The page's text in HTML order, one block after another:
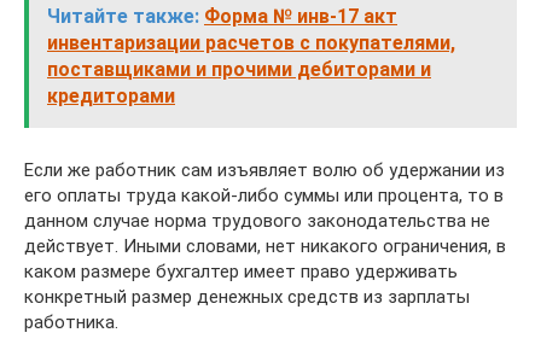
Читайте также: Форма № инв-17 акт
инвентаризации расчетов с покупателями,
поставщиками и прочими дебиторами и
кредиторами
Если же работник сам изъявляет волю об удержании из
его оплаты труда какой-либо суммы или процента, то в
данном случае норма трудового законодательства не
действует. Иными словами, нет никакого ограничения, в
каком размере бухгалтер имеет право удерживать
конкретный размер денежных средств из зарплаты
работника.